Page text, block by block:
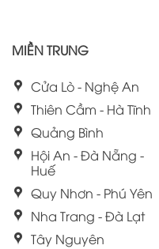
MIỀN TRUNG
Cửa Lò - Nghệ An
Thiên Cầm - Hà Tĩnh
Quảng Bình
Hội An - Đà Nẵng -
Huế
Quy Nhơn - Phú Yên
Nha Trang - Đà Lạt
Tây Nguyên